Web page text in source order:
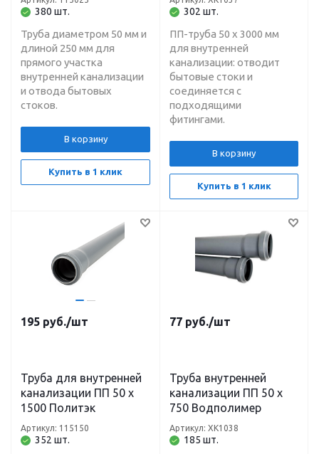
380 шт.
Труба диаметром 50 мм и
длиной 250 мм для
прямого участка
внутренней канализации
и отвода бытовых
стоков.
В корзину
Купить в 1 клик
302 шт.
ПП-труба 50 х 3000 мм
для внутренней
канализации: отводит
бытовые стоки и
соединяется с
подходящими
фитингами.
В корзину
Купить в 1 клик
195 руб./шт
Труба для внутренней
канализации ПП 50 х
1500 Политэк
352 шт.
Артикул: 115150
77 руб./шт
Труба внутренней
канализации ПП 50 х
750 Водполимер
185 шт.
Артикул: ХК1038